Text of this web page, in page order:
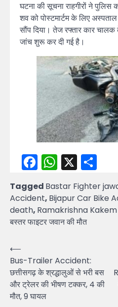
घटना की सूचना राहगीरों ने पुलिस
शव को पोस्टमार्टम के लिए
सौंप दिया। तेज रफ्तार कार
जांच शुरू कर दी गई है।
Facebook
X
Tagged Bastar Fighter
Accident, Bijapur Car Bike
death, Ramakrishna
बस्तर फाइटर जवान की मौत
Post
navigation
⟵
Bus-Trailer Accident:
छत्तीसगढ़ के श्रद्धालुओं से भरी बस
और ट्रेलर की भीषण टक्कर, 4 की
मौत, 9 घायल